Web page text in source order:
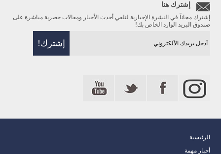
إشترك هنا
إشترك مجاناً في النشرة الإخبارية لتلقي أحدث الأخبار ومقالات حصرية مباشرة على
صندوق البريد الوارد الخاص بك!
الرئيسية
أخبار مهمة